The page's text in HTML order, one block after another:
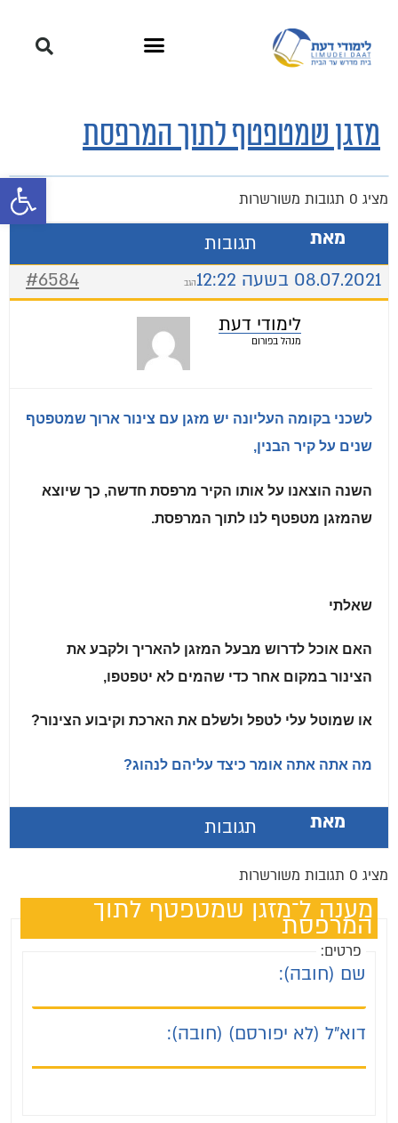
פתח
מזגן שמטפטף לתוך המרפסת
מציג 0 תגובות משורשרות
מאת
תגובות
08.07.2021 בשעה 12:22
#6584 הגב
לימודי דעת
מנהל בפורום
לשכני בקומה העליונה יש מזגן עם צינור ארוך שמטפטף
שנים על קיר הבנין,
השנה הוצאנו על אותו הקיר מרפסת חדשה, כך שיוצא
שהמזגן מטפטף לנו לתוך המרפסת.
שאלתי
האם אוכל לדרוש מבעל המזגן להאריך ולקבע את
הצינור במקום אחר כדי שהמים לא יטפטפו,
או שמוטל עלי לטפל ולשלם את הארכת וקיבוע הצינור?
מה אתה אתה אומר כיצד עליהם לנהוג?
מאת תגובות
מציג 0 תגובות משורשרות
מענה ל־מזגן שמטפטף לתוך
המרפסת
פרטים:
שם (חובה):
דוא"ל (לא יפורסם) (חובה):